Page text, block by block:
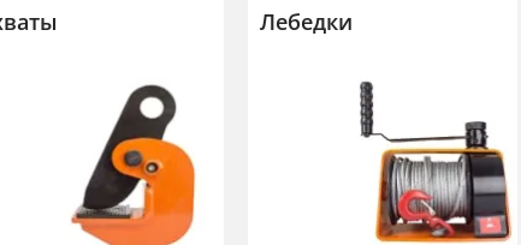
Лебедки